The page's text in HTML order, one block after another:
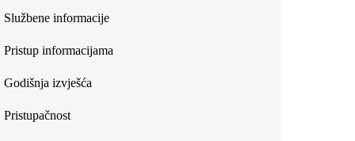
Službene informacije
Pristup informacijama
Godišnja izvješća
Pristupačnost